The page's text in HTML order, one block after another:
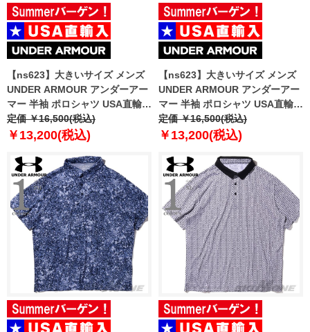
【ns623】大きいサイズ メンズ
UNDER ARMOUR アンダーアー
マー 半袖 ポロシャツ USA直輸入
um0954
定価 ￥16,500(税込)
￥13,200(税込)
【ns623】大きいサイズ メンズ
UNDER ARMOUR アンダーアー
マー 半袖 ポロシャツ USA直輸入
um0956
定価 ￥16,500(税込)
￥13,200(税込)